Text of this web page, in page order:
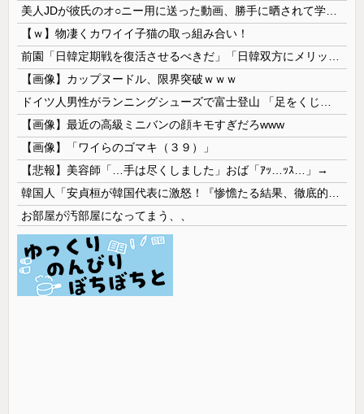
【ｗ】物凄くカワイイ子猫の取っ組み合い！
【画像】カップヌードル、限界突破ｗｗｗ
【画像】最近の高級ミニバンの顔キモすぎだろwww
【画像】「ワイらのゴマキ（３９）」
【悲報】美容師「…手は尽くしました」おば「ｱｯ…ｯｽ…」→
お部屋が汚部屋になってまう、、